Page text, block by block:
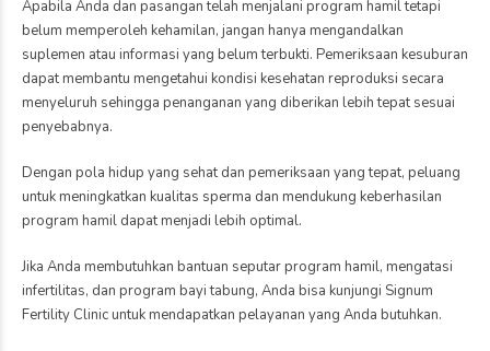
Apabila Anda dan pasangan telah menjalani program hamil tetapi
belum memperoleh kehamilan, jangan hanya mengandalkan
suplemen atau informasi yang belum terbukti. Pemeriksaan kesuburan
dapat membantu mengetahui kondisi kesehatan reproduksi secara
menyeluruh sehingga penanganan yang diberikan lebih tepat sesuai
penyebabnya.
Dengan pola hidup yang sehat dan pemeriksaan yang tepat, peluang
untuk meningkatkan kualitas sperma dan mendukung keberhasilan
program hamil dapat menjadi lebih optimal.
Jika Anda membutuhkan bantuan seputar program hamil, mengatasi
infertilitas, dan program bayi tabung, Anda bisa kunjungi Signum
Fertility Clinic untuk mendapatkan pelayanan yang Anda butuhkan.